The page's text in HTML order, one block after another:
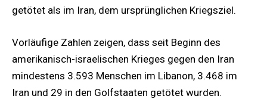
getötet als im Iran, dem ursprünglichen Kriegsziel.
Vorläufige Zahlen zeigen, dass seit Beginn des
amerikanisch-israelischen Krieges gegen den Iran
mindestens 3.593 Menschen im Libanon, 3.468 im
Iran und 29 in den Golfstaaten getötet wurden.